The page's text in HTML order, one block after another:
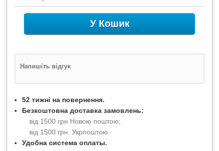
У Кошик
Напишіть відгук
52 тижні на повернення.
Безкоштовна доставка замовлень:
від 1500 грн Новою поштою;
від 1500 грн. Укрпоштою
Удобна система оплаты.